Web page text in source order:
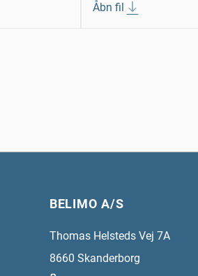
Åbn fil
BELIMO A/S
Thomas Helsteds Vej 7A
8660 Skanderborg